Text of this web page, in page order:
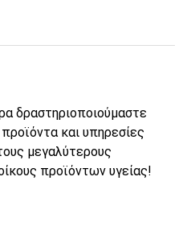
δραστηριοποιούμαστε
και υπηρεσίες
μεγαλύτερους
προϊόντων υγείας!